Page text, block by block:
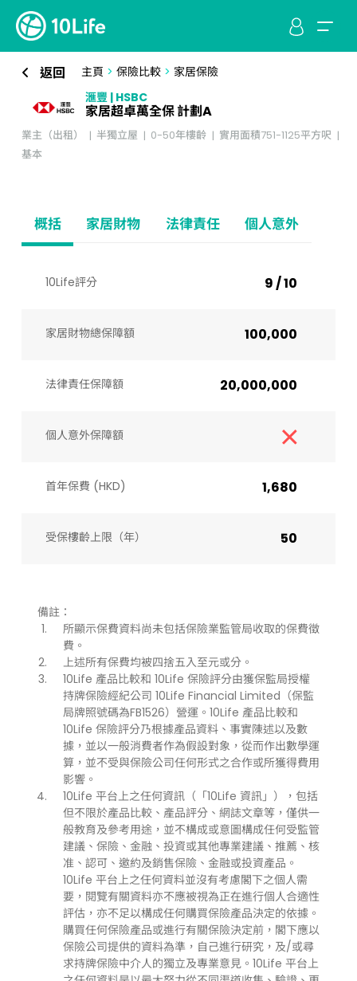
返回 主頁 > 保險比較> 家居保險
滙豐 | HSBC
家居超卓萬全保 計劃A
業主（出租） 半獨立屋 0-50年樓齡
實用面積751-1125平方呎
基本
概括 家居財物 法律責任 個人意外
10Life評分 9 / 10
家居財物總保障額 100,000
法律責任保障額 20,000,000
個人意外保障額
首年保費 (HKD) 1,680
受保樓齡上限（年）​ 50
備註：
所顯示保費資料尚未包括保險業監管局收取的保費徵
費。
上述所有保費均被四捨五入至元或分。
10Life 產品比較和 10Life 保險評分由獲保監局授權
持牌保險經紀公司 10Life Financial Limited（保監
局牌照號碼為FB1526）營運。10Life 產品比較和
10Life 保險評分乃根據產品資料、事實陳述以及數
據，並以一般消費者作為假設對象，從而作出數學運
算，並不受與保險公司任何形式之合作或所獲得費用
影響。
10Life 平台上之任何資訊（「10Life 資訊」），包括
但不限於產品比較、產品評分、網誌文章等，僅供一
般教育及參考用途，並不構成或意圖構成任何受監管
建議、保險、金融、投資或其他專業建議、推薦、核
准、認可、邀約及銷售保險、金融或投資產品。
10Life 平台上之任何資料並沒有考慮閣下之個人需
要，閱覽有關資料亦不應被視為正在進行個人合適性
評估，亦不足以構成任何購買保險產品決定的依據。
購買任何保險產品或進行有關保險決定前，閣下應以
保險公司提供的資料為準，自己進行研究，及/或尋
求持牌保險中介人的獨立及專業意見。10Life 平台上